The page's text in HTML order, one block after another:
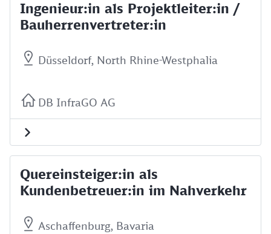
Ingenieur:in als Projektleiter:in /
Bauherrenvertreter:in
Düsseldorf, North Rhine-Westphalia
DB InfraGO AG
Quereinsteiger:in als
Kundenbetreuer:in im Nahverkehr
Aschaffenburg, Bavaria